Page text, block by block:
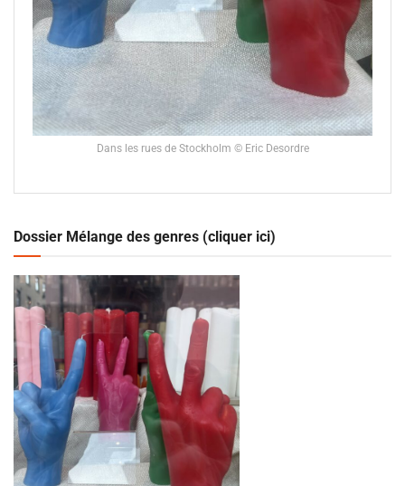
Dans les rues de Stockholm © Eric Desordre
Dossier Mélange des genres (cliquer ici)